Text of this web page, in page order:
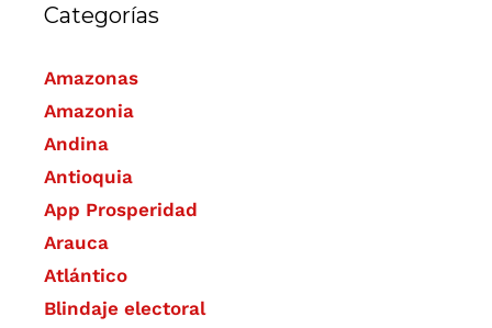
Categorías
Amazonas
Amazonia
Andina
Antioquia
App Prosperidad
Arauca
Atlántico
Blindaje electoral